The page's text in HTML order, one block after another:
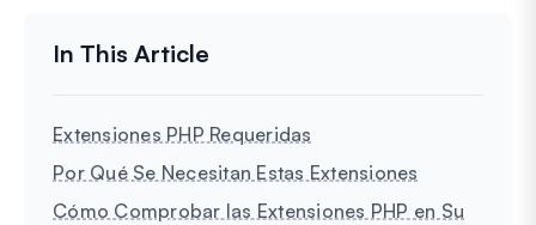
Extensiones PHP Requeridas
Por Qué Se Necesitan Estas Extensiones
Cómo Comprobar las Extensiones PHP en Su